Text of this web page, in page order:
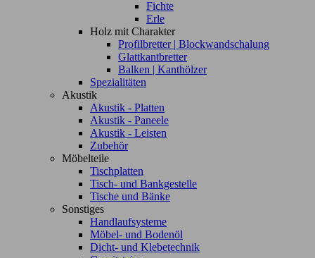
Fichte
Erle
Holz mit Charakter
Profilbretter | Blockwandschalung
Glattkantbretter
Balken | Kanthölzer
Spezialitäten
Akustik
Akustik - Platten
Akustik - Paneele
Akustik - Leisten
Zubehör
Möbelteile
Tischplatten
Tisch- und Bankgestelle
Tische und Bänke
Sonstiges
Handlaufsysteme
Möbel- und Bodenöl
Dicht- und Klebetechnik